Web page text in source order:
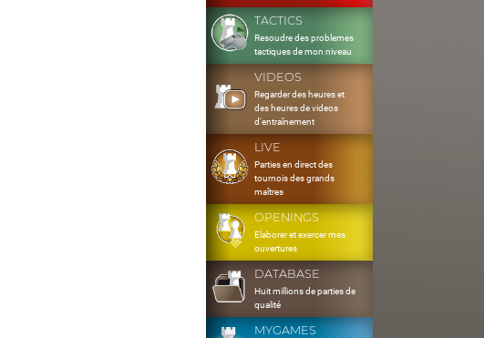
TACTICS
Resoudre des problemes
tactiques de mon niveau
VIDEOS
Regarder des heures et
des heures de videos
d'entraînement
LIVE
Parties en direct des
tournois des grands
maîtres
OPENINGS
Elaborer et exercer mes
ouvertures
DATABASE
Huit millions de parties de
qualité
MYGAMES